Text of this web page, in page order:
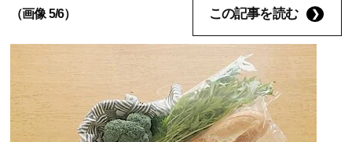
（画像 5/6） この記事を読む